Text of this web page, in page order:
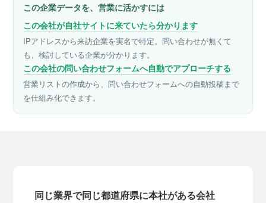
この企業データを、営業に活かすには
この会社が自社サイトに来ていたら分かります
IPアドレスから来訪企業を実名で特定。問い合わせが無くて
も、検討している企業が分かります。
この会社の問い合わせフォームへ自動でアプローチする
営業リストの作成から、問い合わせフォームへの自動投稿まで
を仕組み化できます。
同じ業界で同じ都道府県に本社がある会社